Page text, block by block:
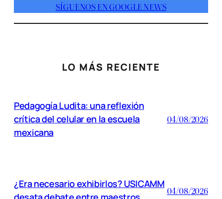
SÍGUENOS EN GOOGLE NEWS
LO MÁS RECIENTE
Pedagogía Ludita: una reflexión
crítica del celular en la escuela
mexicana
04/08/2026
¿Era necesario exhibirlos? USICAMM
04/08/2026